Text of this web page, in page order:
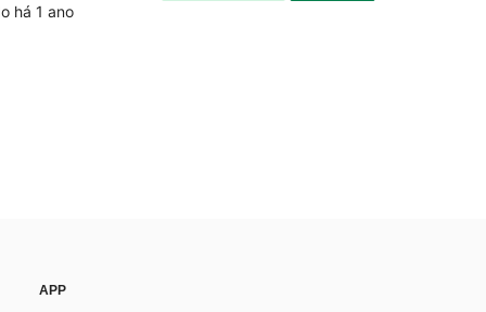
há 1 ano
APP